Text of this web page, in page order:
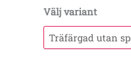
Välj variant